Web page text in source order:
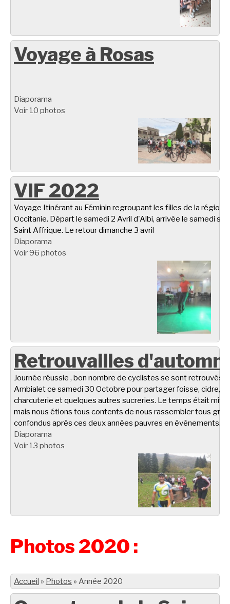
Voyage à Rosas
Diaporama
Voir 10 photos
VIF 2022
Voyage Itinérant au Féminin regroupant les filles de la région
Occitanie. Départ le samedi 2 Avril d'Albi, arrivée le samedi
Saint Affrique. Le retour dimanche 3 avril
Diaporama
Voir 96 photos
Retrouvailles
Journée réussie , bon nombre de cyclistes se sont retrouvés à
Ambialet ce samedi 30 Octobre pour partager foisse, cidre,
charcuterie et quelques autres sucreries. Le temps était
mais nous étions tous contents de nous rassembler tous
confondus après ces deux années pauvres en évènements.
Diaporama
Voir 13 photos
Photos 2020 :
Accueil » Photos » Année 2020